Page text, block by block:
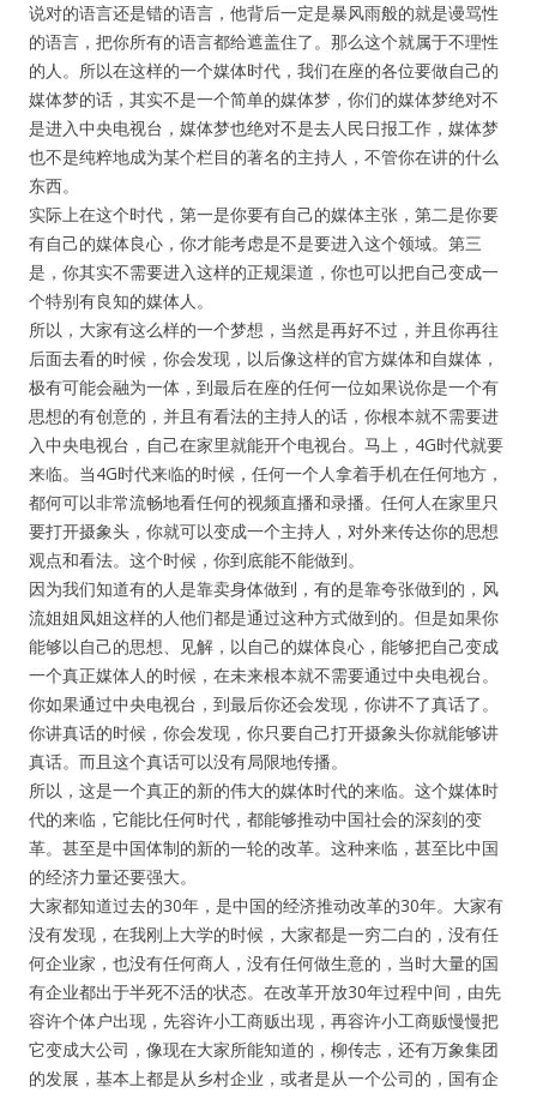
说对的语言还是错的语言，他背后一定是暴风雨般的就是谩骂性
的语言，把你所有的语言都给遮盖住了。那么这个就属于不理性
的人。所以在这样的一个媒体时代，我们在座的各位要做自己的
媒体梦的话，其实不是一个简单的媒体梦，你们的媒体梦绝对不
是进入中央电视台，媒体梦也绝对不是去人民日报工作，媒体梦
也不是纯粹地成为某个栏目的著名的主持人，不管你在讲的什么
东西。
实际上在这个时代，第一是你要有自己的媒体主张，第二是你要
有自己的媒体良心，你才能考虑是不是要进入这个领域。第三
是，你其实不需要进入这样的正规渠道，你也可以把自己变成一
个特别有良知的媒体人。
所以，大家有这么样的一个梦想，当然是再好不过，并且你再往
后面去看的时候，你会发现，以后像这样的官方媒体和自媒体，
极有可能会融为一体，到最后在座的任何一位如果说你是一个有
思想的有创意的，并且有看法的主持人的话，你根本就不需要进
入中央电视台，自己在家里就能开个电视台。马上，4G时代就要
来临。当4G时代来临的时候，任何一个人拿着手机在任何地方，
都何可以非常流畅地看任何的视频直播和录播。任何人在家里只
要打开摄象头，你就可以变成一个主持人，对外来传达你的思想
观点和看法。这个时候，你到底能不能做到。
因为我们知道有的人是靠卖身体做到，有的是靠夸张做到的，风
流姐姐凤姐这样的人他们都是通过这种方式做到的。但是如果你
能够以自己的思想、见解，以自己的媒体良心，能够把自己变成
一个真正媒体人的时候，在未来根本就不需要通过中央电视台。
你如果通过中央电视台，到最后你还会发现，你讲不了真话了。
你讲真话的时候，你会发现，你只要自己打开摄象头你就能够讲
真话。而且这个真话可以没有局限地传播。
所以，这是一个真正的新的伟大的媒体时代的来临。这个媒体时
代的来临，它能比任何时代，都能够推动中国社会的深刻的变
革。甚至是中国体制的新的一轮的改革。这种来临，甚至比中国
的经济力量还要强大。
大家都知道过去的30年，是中国的经济推动改革的30年。大家有
没有发现，在我刚上大学的时候，大家都是一穷二白的，没有任
何企业家，也没有任何商人，没有任何做生意的，当时大量的国
有企业都出于半死不活的状态。在改革开放30年过程中间，由先
容许个体户出现，先容许小工商贩出现，再容许小工商贩慢慢把
它变成大公司，像现在大家所能知道的，柳传志，还有万象集团
的发展，基本上都是从乡村企业，或者是从一个公司的，国有企